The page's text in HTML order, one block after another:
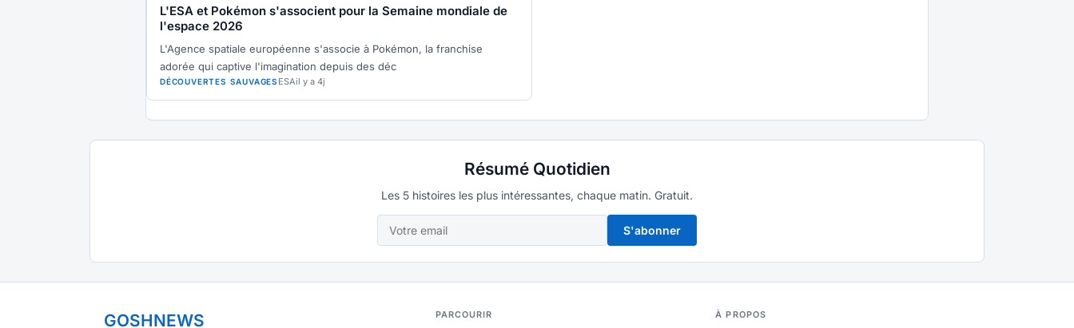
L'ESA et Pokémon s'associent pour la Semaine mondiale de
l'espace 2026
L'Agence spatiale européenne s'associe à Pokémon, la franchise
adorée qui captive l'imagination depuis des déc
DÉCOUVERTES SAUVAGES ESAil y a 4j
Résumé Quotidien
Les 5 histoires les plus intéressantes, chaque matin. Gratuit.
S'abonner
GOSHNEWS PARCOURIR À PROPOS